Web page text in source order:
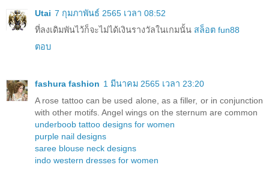
Utai 7 กุมภาพันธ์ 2565 เวลา 08:52
ที่ลงเดิมพันไว้ก็จะไม่ได้เงินรางวัลในเกมนั้น สล็อต fun88
ตอบ
fashura fashion 1 มีนาคม 2565 เวลา 23:20
A rose tattoo can be used alone, as a filler, or in conjunction
with other motifs. Angel wings on the sternum are common
underboob tattoo designs for women
purple nail designs
saree blouse neck designs
indo western dresses for women